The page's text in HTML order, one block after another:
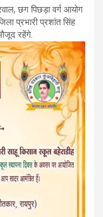
छग पिछड़ा वर्ग आयोग
प्रभारी प्रशांत सिंह
रहेंगे.